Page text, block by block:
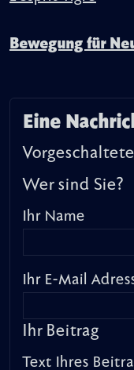
Bewegung für
Eine
Wer sind Sie?
Ihr Name
Ihr E-Mail
Ihr Beitrag